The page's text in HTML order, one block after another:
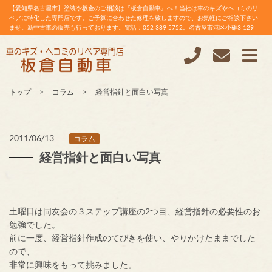
【愛知県名古屋市】塗装や板金のご相談は『板倉自動車』へ！当社は車のキズやヘコミのリ
ペアに特化した専門店です。ご予算に合わせた修理を致しますので、お気軽にご相談下さい
ませ。新中古車の販売も行っております。電話：052-389-5752。名古屋市港区小碓3-129
トップ コラム 経営指針と面白い写真
2011/06/13 コラム
経営指針と面白い写真
土曜日は同友会の３ステップ講座の2つ目、経営指針の必要性のお
勉強でした。
前に一度、経営指針作成のてびきを使い、やりかけたままでした
ので、
非常に興味をもって挑みました。